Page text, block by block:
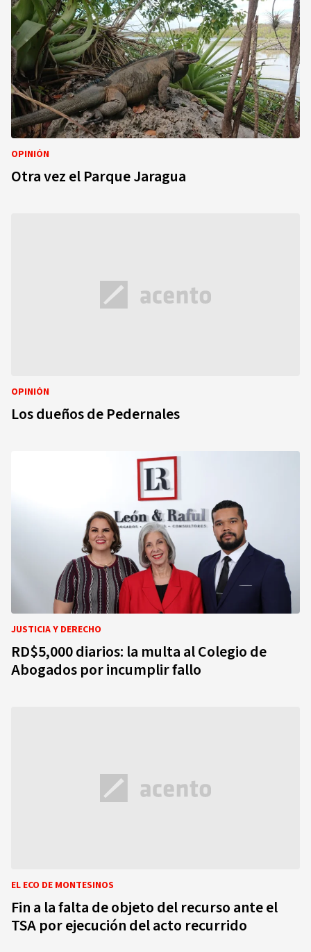
OPINIÓN
Otra vez el Parque Jaragua
OPINIÓN
Los dueños de Pedernales
JUSTICIA Y DERECHO
RD$5,000 diarios: la multa al Colegio de
Abogados por incumplir fallo
EL ECO DE MONTESINOS
Fin a la falta de objeto del recurso ante el
TSA por ejecución del acto recurrido